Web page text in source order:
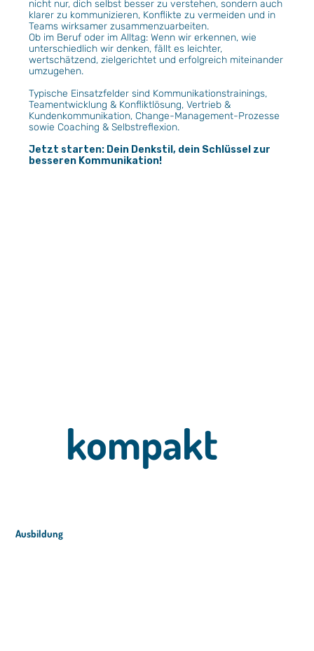
nicht nur, dich selbst besser zu verstehen, sondern auch
klarer zu kommunizieren, Konflikte zu vermeiden und in
Teams wirksamer zusammenzuarbeiten.
Ob im Beruf oder im Alltag: Wenn wir erkennen, wie
unterschiedlich wir denken, fällt es leichter,
wertschätzend, zielgerichtet und erfolgreich miteinander
umzugehen.
Typische Einsatzfelder sind Kommunikationstrainings,
Teamentwicklung & Konfliktlösung, Vertrieb &
Kundenkommunikation, Change-Management-Prozesse
sowie Coaching & Selbstreflexion.
Jetzt starten: Dein Denkstil, dein Schlüssel zur
besseren Kommunikation!
kompakt
Ausbildung